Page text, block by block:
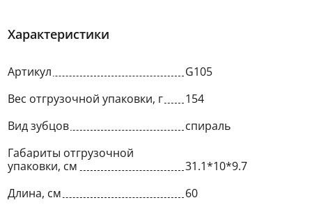
Характеристики
Артикул
G105
Вес отгрузочной упаковки, г
154
Вид зубцов
спираль
Габариты отгрузочной
упаковки, см
31.1*10*9.7
Длина, см
60